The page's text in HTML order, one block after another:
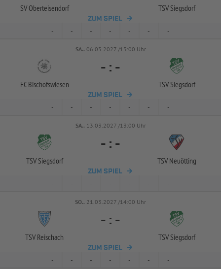
SV Oberteisendorf TSV Siegsdorf
ZUM SPIEL
- - - - - - -
SA.. 06.03.2027 /13:00 Uhr
FC Bischofswiesen
- : -
TSV Siegsdorf
ZUM SPIEL
- - - - - - -
SA.. 13.03.2027 /13:00 Uhr
TSV Siegsdorf
- : -
TSV Neuötting
ZUM SPIEL
- - - - - - -
SO.. 21.03.2027 /14:00 Uhr
TSV Reischach
- : -
TSV Siegsdorf
ZUM SPIEL
- - - - - - -